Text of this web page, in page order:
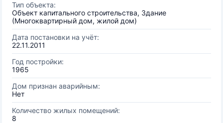
Тип объекта:
Объект капитального строительства, Здание
(Многоквартирный дом, жилой дом)
Дата постановки на учёт:
22.11.2011
Год постройки:
1965
Дом признан аварийным:
Нет
Количество жилых помещений:
8